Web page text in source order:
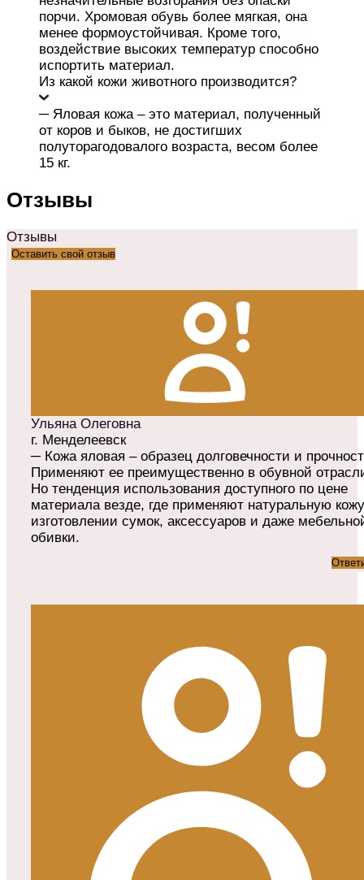
порчи. Хромовая обувь более мягкая, она
менее формоустойчивая. Кроме того,
воздействие высоких температур способно
испортить материал.
Из какой кожи животного производится?
─ Яловая кожа – это материал, полученный
от коров и быков, не достигших
полуторагодовалого возраста, весом более
15 кг.
Отзывы
Отзывы
Оставить свой отзыв
Ульяна Олеговна
г. Менделеевск
─ Кожа яловая – образец долговечности и
Применяют ее преимущественно в обувной
Но тенденция использования доступного по цене
материала везде, где применяют натуральную
изготовлении сумок, аксессуаров и даже
обивки.